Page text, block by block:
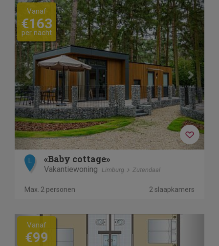
Previous Next
Vanaf
€163
per nacht
L «Baby cottage»
Vakantiewoning Limburg Zutendaal
Max. 2 personen 2 slaapkamers
Previous
Vanaf
€99